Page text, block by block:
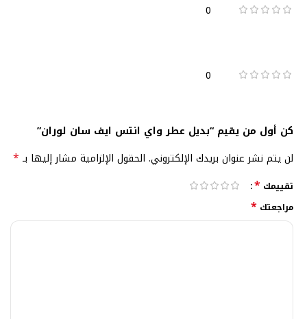
0
0
كن أول من يقيم “بديل عطر واي انتس ايف سان لوران”
لن يتم نشر عنوان بريدك الإلكتروني. الحقول الإلزامية مشار إليها بـ *
تقييمك *
مراجعتك *